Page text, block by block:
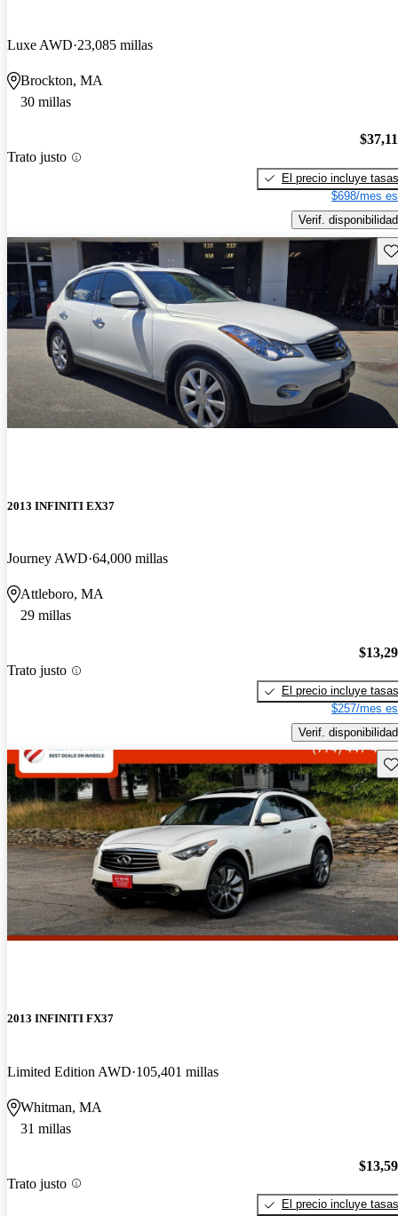
Luxe AWD 23,085 millas
Brockton, MA
30 millas
Trato justo
El precio incluye tasas
$698/mes
Verif. disponibilidad
2013 INFINITI EX37
Journey AWD 64,000 millas
Attleboro, MA
29 millas
Trato justo
El precio incluye tasas
$257/mes
Verif. disponibilidad
2013 INFINITI FX37
Limited Edition AWD 105,401 millas
Whitman, MA
31 millas
Trato justo
El precio incluye tasas